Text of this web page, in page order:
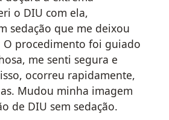
o DIU com ela,
sedação que me deixou
O procedimento foi guiado
me senti segura e
ocorreu rapidamente,
Mudou minha imagem
de DIU sem sedação.